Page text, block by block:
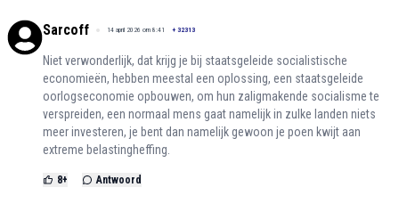
Sarcoff 14 april 2026 om 8:41 + 32313
Niet verwonderlijk, dat krijg je bij staatsgeleide socialistische
economieën, hebben meestal een oplossing, een staatsgeleide
oorlogseconomie opbouwen, om hun zaligmakende socialisme te
verspreiden, een normaal mens gaat namelijk in zulke landen niets
meer investeren, je bent dan namelijk gewoon je poen kwijt aan
extreme belastingheffing.
8+ Antwoord